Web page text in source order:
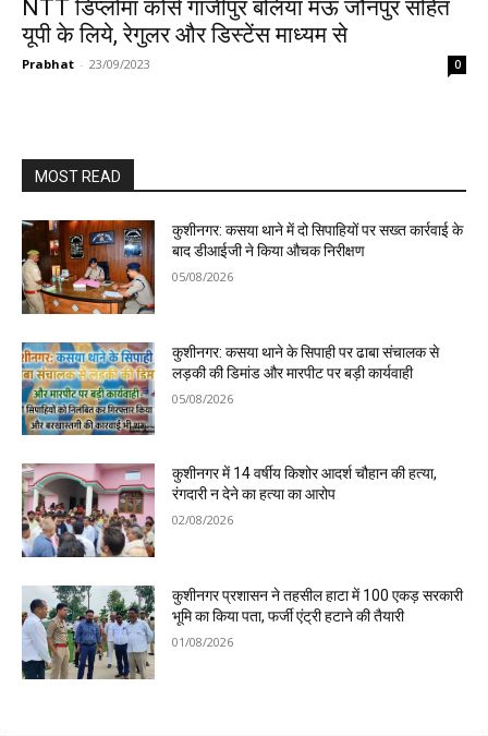
NTT डिप्लोमा कोर्स गाजीपुर बलिया मऊ जौनपुर सहित
यूपी के लिये, रेगुलर और डिस्टेंस माध्यम से
Prabhat - 23/09/2023 0
MOST READ
कुशीनगर: कसया थाने में दो सिपाहियों पर सख्त कार्रवाई के
बाद डीआईजी ने किया औचक निरीक्षण
05/08/2026
कुशीनगर: कसया थाने के सिपाही पर ढाबा संचालक से
लड़की की डिमांड और मारपीट पर बड़ी कार्यवाही
05/08/2026
कुशीनगर में 14 वर्षीय किशोर आदर्श चौहान की हत्या,
रंगदारी न देने का हत्या का आरोप
02/08/2026
कुशीनगर प्रशासन ने तहसील हाटा में 100 एकड़ सरकारी
भूमि का किया पता, फर्जी एंट्री हटाने की तैयारी
01/08/2026